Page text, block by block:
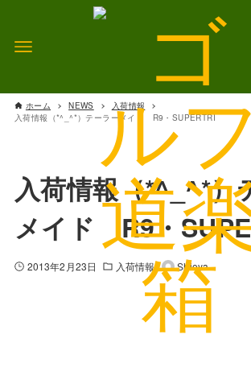
ホーム NEWS
入荷情報
入荷情報（*^_^*）テーラーメイド R9・SUPERTRI
入荷情報（*^_^*）
メイド R9・
2013年2月23日 入荷情報 Shioya